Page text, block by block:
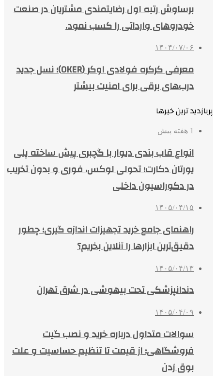
برساوش رتبه اول رضایتمندی مشتریان در صنعت
خودروهای وارداتی را کسب نمود.
۱۴۰۴/۰۷/۰۶
معرفی کرکره فولادی اوکر (OKER)؛ نسل جدید
درب‌های برقی برای امنیت بیشتر
پربازدید ترین خبرها
1 هفته پیش
انواع قاب بندی دیوار با گچبری پیش ساخته پلی
یورتان دکارت؛ تحولی لوکس، فوری و بدون تخریب
در دکوراسیون داخلی
۱۴۰۵/۰۴/۱۵
راهنمای جامع خرید تجهیزات اندازه گیری؛ چطور
دقیق‌ترین ابزارها را آنلاین بخریم؟
۱۴۰۵/۰۴/۱۳
دندانپزشکی تحت بیهوشی در شرق تهران
۱۴۰۵/۰۴/۰۹
سوالات متداول درباره خرید و نصب گیت
فروشگاهی؛ از قیمت تا تنظیم حساسیت و علت
بوق زدن